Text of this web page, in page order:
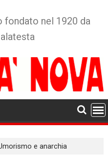
fondato nel 1920 da
e anarchia